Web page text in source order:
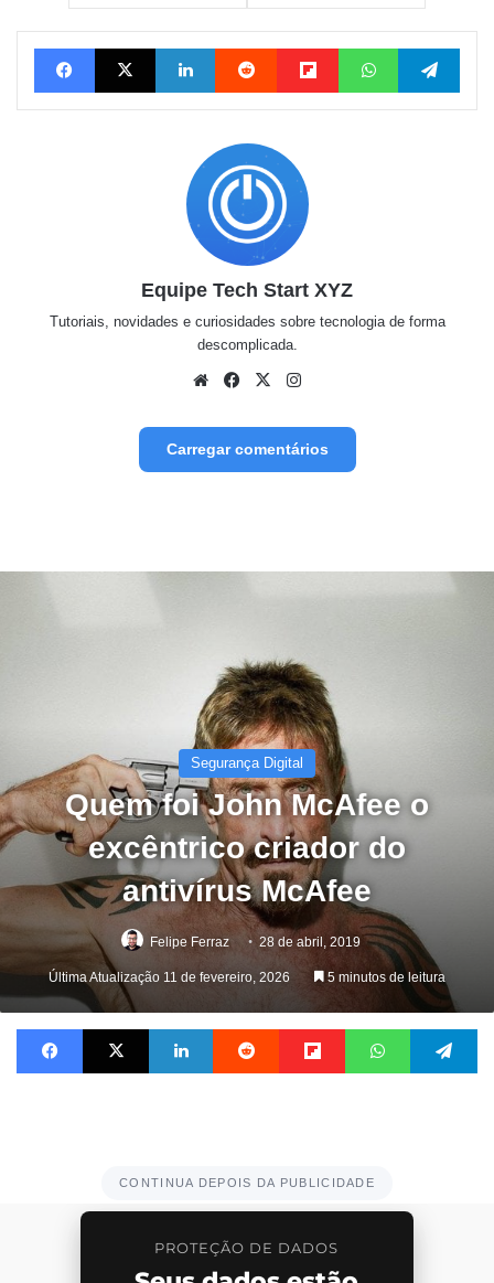
FacebookX Linkedin Reddit FlipboardWhatsApp
Equipe Tech Start XYZ
Tutoriais, novidades e curiosidades sobre tecnologia de forma
descomplicada.
WebsiteFacebook
X
Carregar comentários